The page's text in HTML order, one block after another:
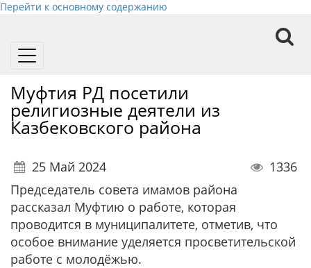
Перейти к основному содержанию
Toggle
Муфтия РД посетили
религиозные деятели из
Казбековского района
25 Май 2024
1336
Председатель совета имамов района
рассказал Муфтию о работе, которая
проводится в муниципалитете, отметив, что
особое внимание уделяется просветительской
работе с молодёжью.